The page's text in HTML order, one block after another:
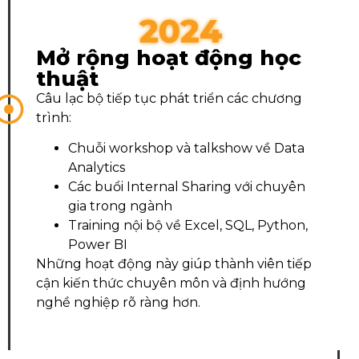
2024
Mở rộng hoạt động học
thuật
Câu lạc bộ tiếp tục phát triển các chương
trình:
Chuỗi workshop và talkshow về Data
Analytics
Các buổi Internal Sharing với chuyên
gia trong ngành
Training nội bộ về Excel, SQL, Python,
Power BI
Những hoạt động này giúp thành viên tiếp
cận kiến thức chuyên môn và định hướng
nghề nghiệp rõ ràng hơn.